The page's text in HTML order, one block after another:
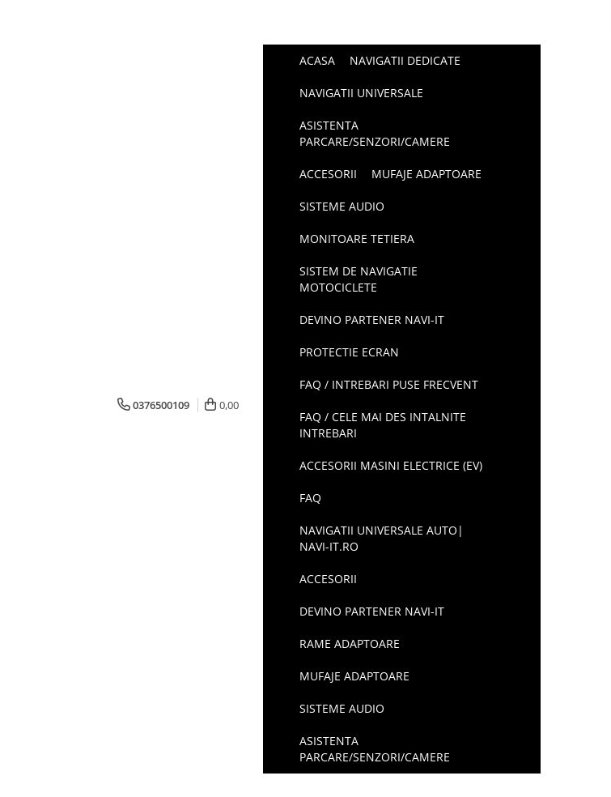
0376500109 0,00
ACASA NAVIGATII DEDICATE
NAVIGATII UNIVERSALE
ASISTENTA
PARCARE/SENZORI/CAMERE
ACCESORII MUFAJE ADAPTOARE
SISTEME AUDIO
MONITOARE TETIERA
SISTEM DE NAVIGATIE
MOTOCICLETE
DEVINO PARTENER NAVI-IT
PROTECTIE ECRAN
FAQ / INTREBARI PUSE FRECVENT
FAQ / CELE MAI DES INTALNITE
INTREBARI
ACCESORII MASINI ELECTRICE (EV)
FAQ
NAVIGATII UNIVERSALE AUTO|
NAVI-IT.RO
ACCESORII
DEVINO PARTENER NAVI-IT
RAME ADAPTOARE
MUFAJE ADAPTOARE
SISTEME AUDIO
ASISTENTA
PARCARE/SENZORI/CAMERE